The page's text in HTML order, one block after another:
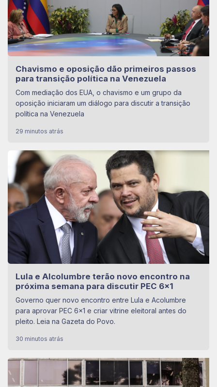
Chavismo e oposição dão primeiros passos
para transição política na Venezuela
Com mediação dos EUA, o chavismo e um grupo da
oposição iniciaram um diálogo para discutir a transição
política na Venezuela
29 minutos atrás
Lula e Alcolumbre terão novo encontro na
próxima semana para discutir PEC 6×1
Governo quer novo encontro entre Lula e Acolumbre
para aprovar PEC 6x1 e criar vitrine eleitoral antes do
pleito. Leia na Gazeta do Povo.
30 minutos atrás